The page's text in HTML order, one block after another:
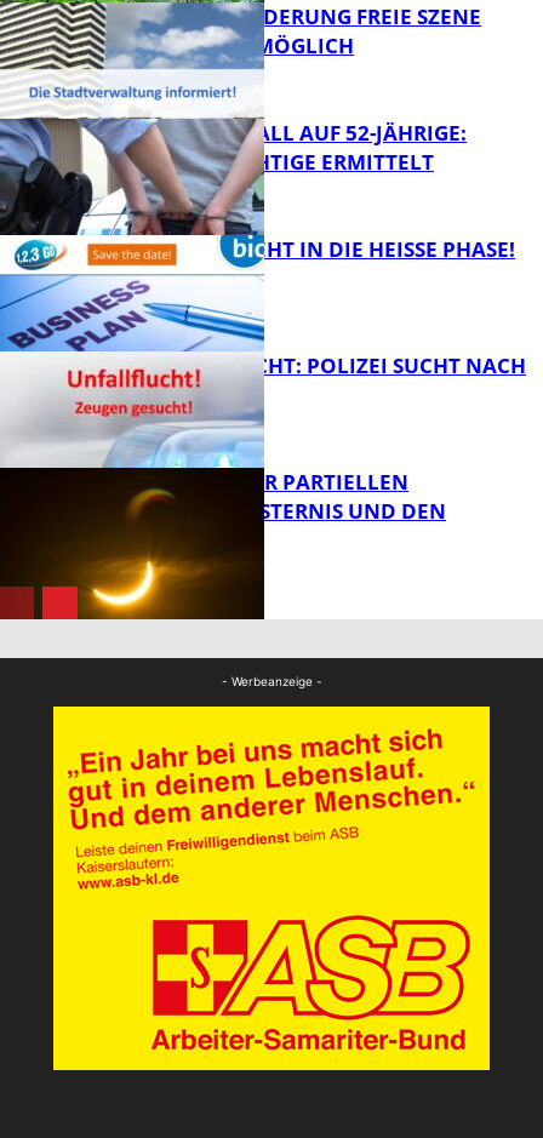
FB News
FB Kultur
PROJEKTFÖRDERUNG FREIE SZENE
WEITERHIN MÖGLICH
FB News
RAUBÜBERFALL AUF 52-JÄHRIGE:
TATVERDÄCHTIGE ERMITTELT
1,2,3 GO® GEHT IN DIE HEISSE PHASE!
UNFALLFLUCHT: POLIZEI SUCHT NACH
ZEUGEN
VORTRAG ZUR PARTIELLEN
SONNENFINSTERNIS UND DEN
PERSEIDEN
- Werbeanzeige -